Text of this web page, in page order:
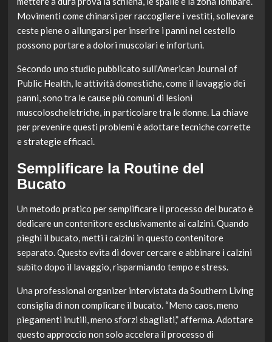
Movimenti come chinarsi per raccogliere i vestiti, sollevare
ceste piene o allungarsi per inserire i panni nel cestello
possono portare a dolori muscolari e infortuni.
Secondo uno studio pubblicato sull’American Journal of
Public Health, le attività domestiche, come il lavaggio dei
panni, sono tra le cause più comuni di lesioni
muscoloscheletriche, in particolare tra le donne. La chiave
per prevenire questi problemi è adottare tecniche corrette
e strategie efficaci.
Semplificare la Routine del
Bucato
Un metodo pratico per semplificare il processo del bucato è
dedicare un contenitore esclusivamente ai calzini. Quando
pieghi il bucato, metti i calzini in questo contenitore
separato. Questo evita di dover cercare e abbinare i calzini
subito dopo il lavaggio, risparmiando tempo e stress.
Una professional organizer intervistata da Southern Living
consiglia di non complicare il bucato. “Meno caos, meno
piegamenti inutili, meno sforzi sbagliati,” afferma. Adottare
questo approccio non solo accelera il processo di